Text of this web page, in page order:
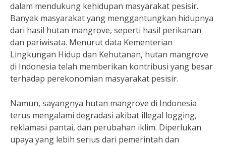
dalam mendukung kehidupan masyarakat pesisir.
Banyak masyarakat yang menggantungkan hidupnya
dari hasil hutan mangrove, seperti hasil perikanan
dan pariwisata. Menurut data Kementerian
Lingkungan Hidup dan Kehutanan, hutan mangrove
di Indonesia telah memberikan kontribusi yang besar
terhadap perekonomian masyarakat pesisir.
Namun, sayangnya hutan mangrove di Indonesia
terus mengalami degradasi akibat illegal logging,
reklamasi pantai, dan perubahan iklim. Diperlukan
upaya yang lebih serius dari pemerintah dan